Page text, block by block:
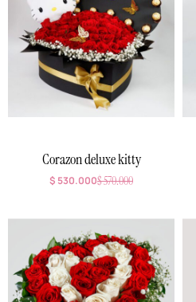
Corazon deluxe kitty
$570.000
$ 530.000